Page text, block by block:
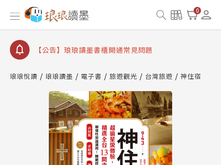
0
【公告】因 Readmoo 讀墨系統維護中，本站同步暫
停部分閱讀服務
【公告】琅琅讀墨數位閱讀資產合併與書櫃開通申請
【公告】琅琅讀墨書櫃開通常見問題
請圖文教學
查詢
【公告】因 Readmoo 讀墨系統維護中，本站同步暫
停部分閱讀服務
琅琅悅讀 琅琅讀墨 電子書 旅遊觀光 台灣旅遊 神住宿